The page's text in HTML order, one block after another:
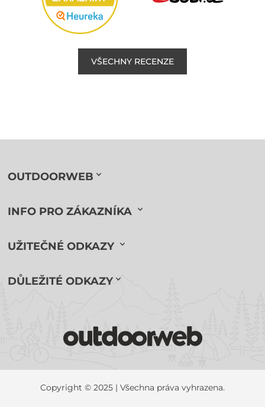
VŠECHNY RECENZE
OUTDOORWEB
INFO PRO ZÁKAZNÍKA
UŽITEČNÉ ODKAZY
DŮLEŽITÉ ODKAZY
Copyright © 2025 | Všechna práva vyhrazena.